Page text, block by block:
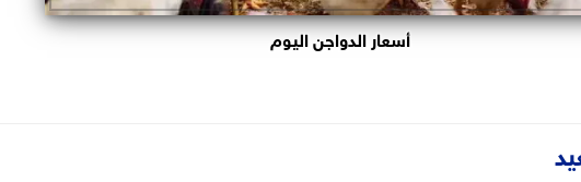
أسعار الدواجن اليوم